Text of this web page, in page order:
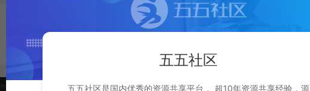
五五社区
五五社区是国内优秀的资源共享平台， 超10年资源共享经验，源